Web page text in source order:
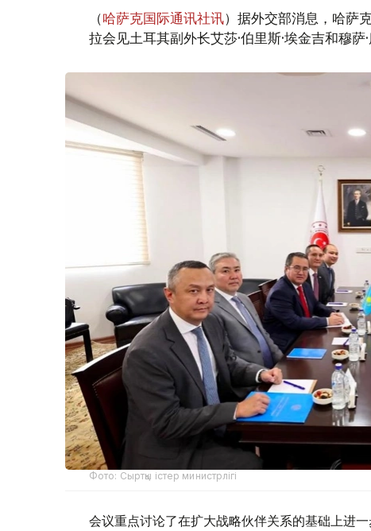
（哈萨克国际通讯社讯）据外交部消息，哈萨
拉会见土耳其副外长艾莎·伯里斯·埃金吉和穆萨·
Фото: Сыртқы істер министрлігі
会议重点讨论了在扩大战略伙伴关系的基础上进